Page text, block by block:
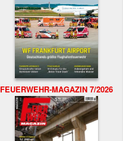
FEUERWEHR-MAGAZIN 7/2026